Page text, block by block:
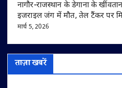
नागौर-राजस्थान के डेगाना के
इजराइल जंग में मौत, तेल टैंकर पर
मार्च 5, 2026
ताज़ा खबरें